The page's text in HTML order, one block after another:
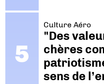
Culture Aéro
"Des
chères
sens de